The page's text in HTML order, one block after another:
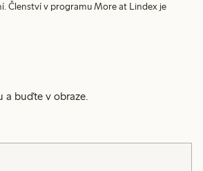
Členství v programu More at Lindex je
a buďte v obraze.